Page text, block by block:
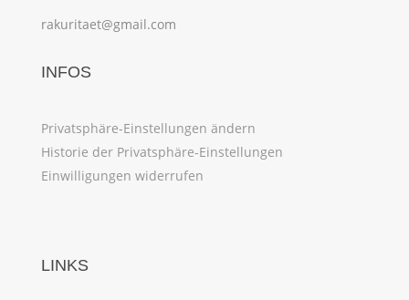
rakuritaet@gmail.com
INFOS
Privatsphäre-Einstellungen ändern
Historie der Privatsphäre-Einstellungen
Einwilligungen widerrufen
LINKS